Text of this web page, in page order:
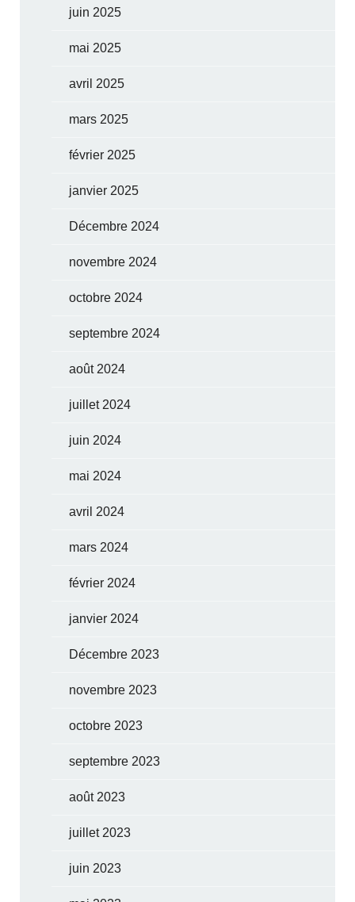
juin 2025
mai 2025
avril 2025
mars 2025
février 2025
janvier 2025
Décembre 2024
novembre 2024
octobre 2024
septembre 2024
août 2024
juillet 2024
juin 2024
mai 2024
avril 2024
mars 2024
février 2024
janvier 2024
Décembre 2023
novembre 2023
octobre 2023
septembre 2023
août 2023
juillet 2023
juin 2023